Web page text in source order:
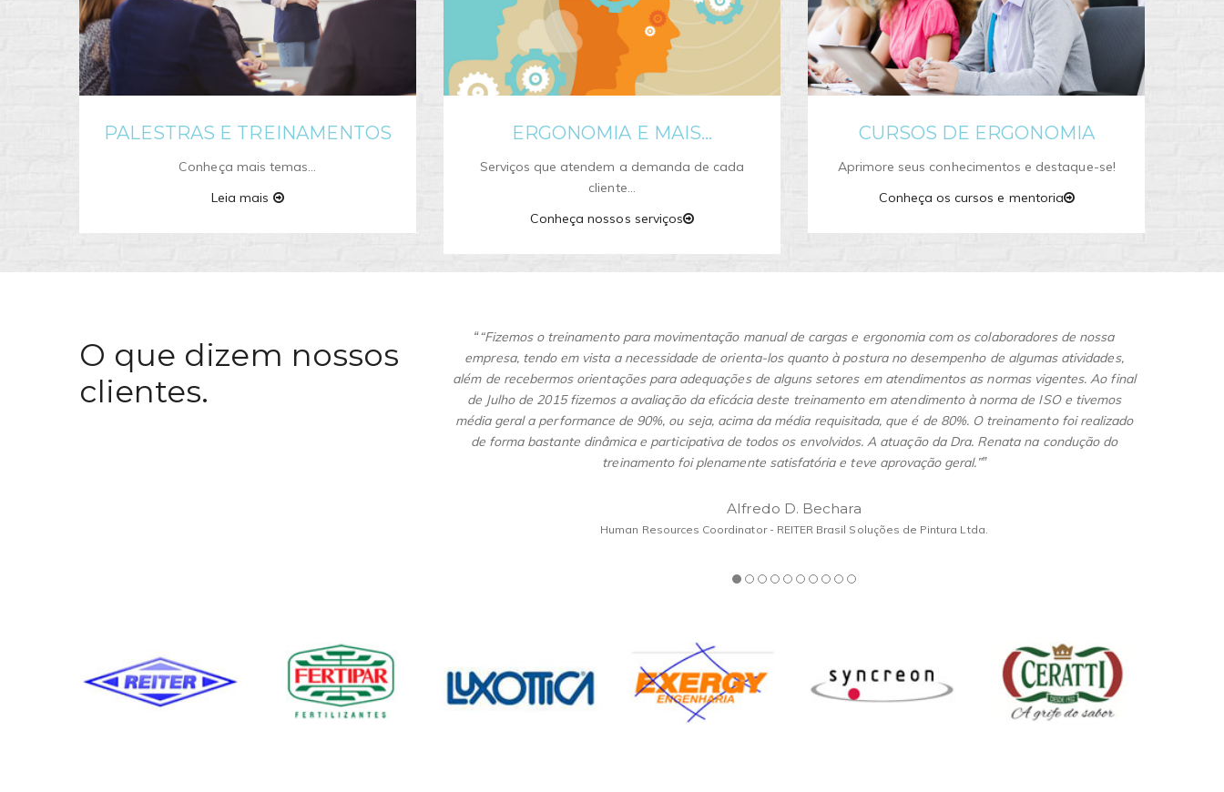
PALESTRAS E TREINAMENTOS
Conheça mais temas…
Leia mais
ERGONOMIA E MAIS...
Serviços que atendem a demanda de cada
cliente…
Conheça nossos serviços
CURSOS DE ERGONOMIA
Aprimore seus conhecimentos e destaque-se!
Conheça os cursos e mentoria
O que dizem nossos
clientes.
““Fizemos o treinamento para movimentação manual de cargas e ergonomia com os colaboradores de nossa
empresa, tendo em vista a necessidade de orienta-los quanto à postura no desempenho de algumas atividades,
além de recebermos orientações para adequações de alguns setores em atendimentos as normas vigentes. Ao final
de Julho de 2015 fizemos a avaliação da eficácia deste treinamento em atendimento à norma de ISO e tivemos
média geral a performance de 90%, ou seja, acima da média requisitada, que é de 80%. O treinamento foi realizado
de forma bastante dinâmica e participativa de todos os envolvidos. A atuação da Dra. Renata na condução do
treinamento foi plenamente satisfatória e teve aprovação geral.””
Alfredo D. Bechara
Human Resources Coordinator - REITER Brasil Soluções de Pintura Ltda.